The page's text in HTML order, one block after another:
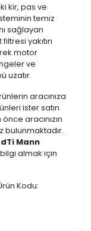
kir, pas ve
temiz
sağlayan
yakıtın
motor
ve
uzatır.
aracınıza
ister satın
aracınızın
bulunmaktadır.
dTi Mann
almak için
Kodu: